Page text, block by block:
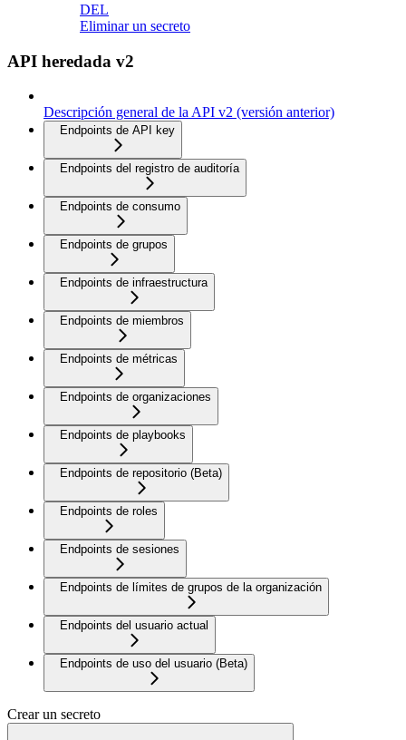
DEL
Eliminar un secreto
API heredada v2
Descripción general de la API v2 (versión anterior)
Endpoints de API key
Endpoints del registro de auditoría
Endpoints de consumo
Endpoints de grupos
Endpoints de infraestructura
Endpoints de miembros
Endpoints de métricas
Endpoints de organizaciones
Endpoints de playbooks
Endpoints de repositorio (Beta)
Endpoints de roles
Endpoints de sesiones
Endpoints de límites de grupos de la organización
Endpoints del usuario actual
Endpoints de uso del usuario (Beta)
Crear un secreto